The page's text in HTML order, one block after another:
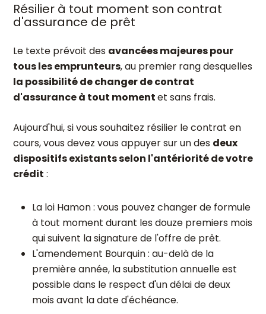
Résilier à tout moment son contrat
d'assurance de prêt
Le texte prévoit des avancées majeures pour
tous les emprunteurs, au premier rang desquelles
la possibilité de changer de contrat
d'assurance à tout momentet sans frais.
Aujourd'hui, si vous souhaitez résilier le contrat en
cours, vous devez vous appuyer sur un des deux
dispositifs existants selon l'antériorité de votre
crédit :
La loi Hamon : vous pouvez changer de formule
à tout moment durant les douze premiers mois
qui suivent la signature de l'offre de prêt.
L'amendement Bourquin : au-delà de la
première année, la substitution annuelle est
possible dans le respect d'un délai de deux
mois avant la date d'échéance.